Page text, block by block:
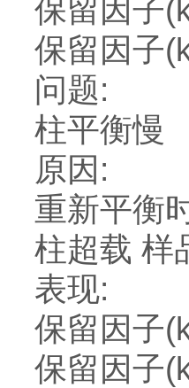
保留因子
保留因子
问题:
柱平衡慢
原因:
重新平衡
柱超载 样
表现:
保留因子
保留因子